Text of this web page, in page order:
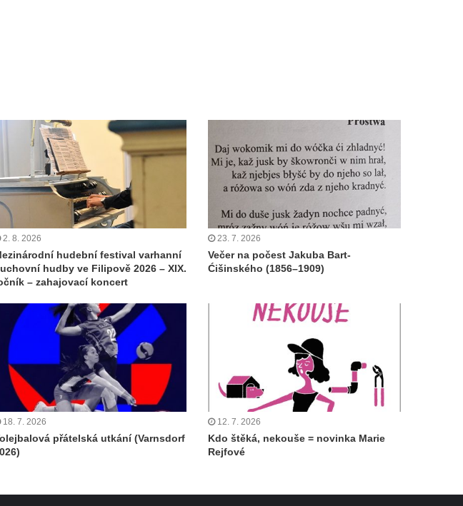
2. 8. 2026
hudební festival varhanní
hudby ve Filipově 2026 – XIX.
– zahajovací koncert
23. 7. 2026
Večer na počest Jakuba Bart-
Ćišinského (1856–1909)
18. 7. 2026
přátelská utkání (Varnsdorf
12. 7. 2026
Kdo štěká, nekouše = novinka Marie
Rejfové